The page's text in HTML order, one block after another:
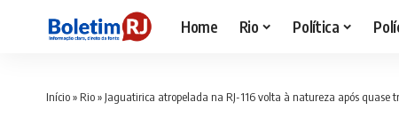
Home Rio Política
Início» Rio» Jaguatirica atropelada na RJ-116 volta à natureza após quase